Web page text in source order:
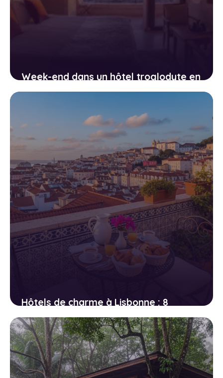
Week-end dans un hôtel troglodyte en
Cappadoce : une expérience hors du
11 avril 2026
Hôtels de charme à Lisbonne : 8
adresses secrètes à moins de 120
euros la nuit
7 avril 2026